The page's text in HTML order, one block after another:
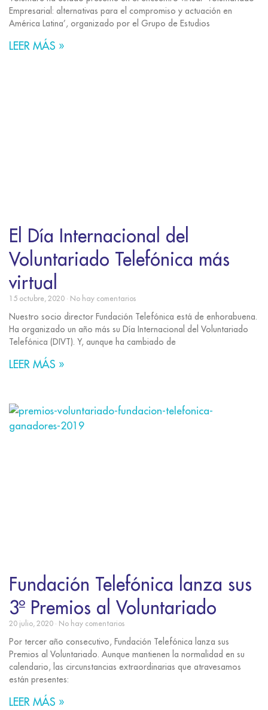
Empresarial: alternativas para el compromiso y actuación en
América Latina’, organizado por el Grupo de Estudios
LEER MÁS »
El Día Internacional del
Voluntariado Telefónica más
virtual
15 octubre, 2020 No hay comentarios
Nuestro socio director Fundación Telefónica está de enhorabuena.
Ha organizado un año más su Día Internacional del Voluntariado
Telefónica (DIVT). Y, aunque ha cambiado de
LEER MÁS »
Fundación Telefónica lanza sus
3º Premios al Voluntariado
20 julio, 2020 No hay comentarios
Por tercer año consecutivo, Fundación Telefónica lanza sus
Premios al Voluntariado. Aunque mantienen la normalidad en su
calendario, las circunstancias extraordinarias que atravesamos
están presentes:
LEER MÁS »